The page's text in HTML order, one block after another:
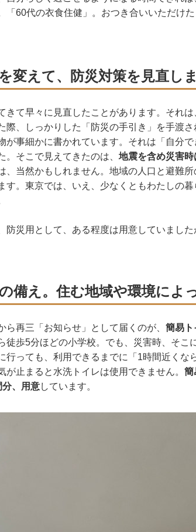
「60代の衣食住健」。おつき合いいただけ
変えて、防災対策を見直し
きて早々に見直したことがあります。それ
際、しっかりした「防災の手引き」を手渡
が事細かに書かれています。それは「自分
。そこで見えてきたのは、 地震を含め災害時
、当然かもしれません。地域の人口と避難
す。東京では、いえ、少なくともわたしの
防災用として、ある程度は用意していまし
備え。住む地域や環境によ
ら再三「お知らせ」として届くのが、 簡易ト
徒歩5分ほどの小学校。でも、災害時、そこ
行っても、利用できるまでに「1時間近くな
が止まると水洗トイレは使用できません。 簡
分、用意しています。